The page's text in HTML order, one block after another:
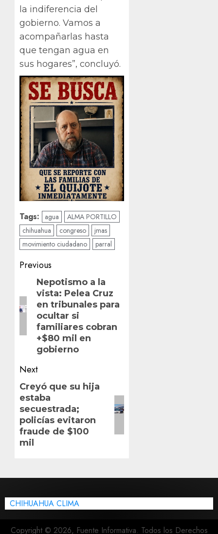
la indiferencia del
gobierno. Vamos a
acompañarlas hasta
que tengan agua en
sus hogares”, concluyó.
Tags: agua
ALMA PORTILLO
chihuahua
congreso
jmas
movimiento ciudadano
parral
Post
navigation
Previous
Previous
post:
Nepotismo a la
vista: Pelea Cruz
en tribunales para
ocultar si
familiares cobran
+$80 mil en
gobierno
Next
Next
post:
Creyó que su hija
estaba
secuestrada;
policías evitaron
fraude de $100
mil
CHIHUAHUA CLIMA
Copyright © 2026, Fuente Informativa. Todos los Derechos